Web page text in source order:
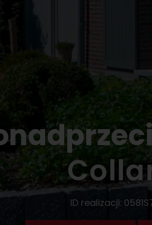
ID realizacji: